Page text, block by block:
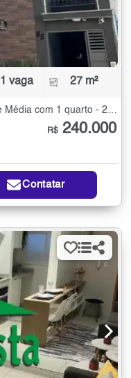
1 vaga 27 m²
Apartamento à Venda na Casa Verde Média com 1 quarto - 27 m²
R$ 240.000
Contatar